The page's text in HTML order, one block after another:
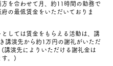
方を合わせて月、約11時間の勤務で
の最低賃金をいただいておりま
としては賃金をもらえる活動は、講
講演先から約1万円の謝礼がいただ
(講演先によりいただける謝礼金は
す。)